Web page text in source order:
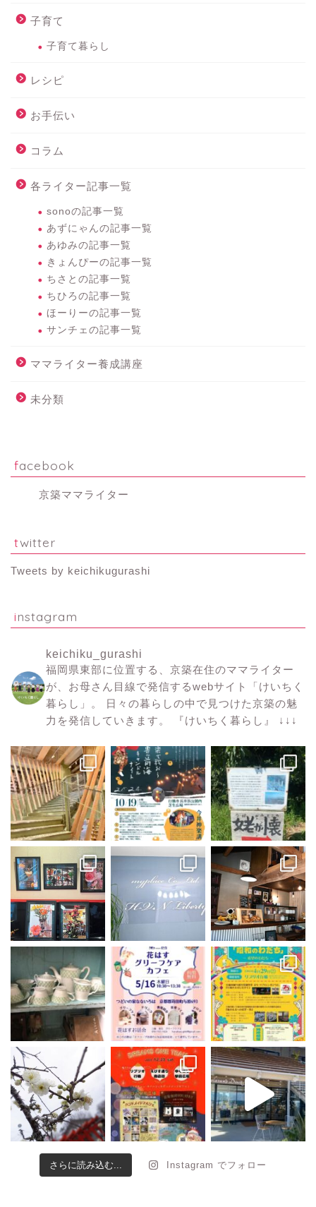
子育て
子育て暮らし
レシピ
お手伝い
コラム
各ライター記事一覧
sonoの記事一覧
あずにゃんの記事一覧
あゆみの記事一覧
きょんぴーの記事一覧
ちさとの記事一覧
ちひろの記事一覧
ほーりーの記事一覧
サンチェの記事一覧
ママライター養成講座
未分類
facebook
京築ママライター
twitter
Tweets by keichikugurashi
instagram
keichiku_gurashi
福岡県東部に位置する、京築在住のママライター
が、お母さん目線で発信するwebサイト「けいちく
暮らし」。
日々の暮らしの中で見つけた京築の魅
力を発信していきます。
『けいちく暮らし』 ↓↓↓
さらに読み込む... Instagram でフォロー